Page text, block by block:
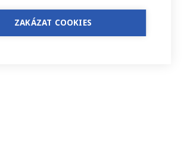
ZAKÁZAT COOKIES